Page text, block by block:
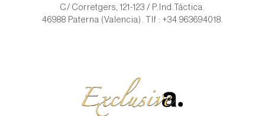
C/ Corretgers, 121-123 / P.Ind.Táctica.
46988 Paterna (Valencia). Tlf : +34 963694018.